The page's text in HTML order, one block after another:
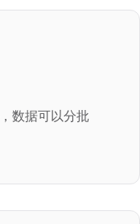
数据可以分批